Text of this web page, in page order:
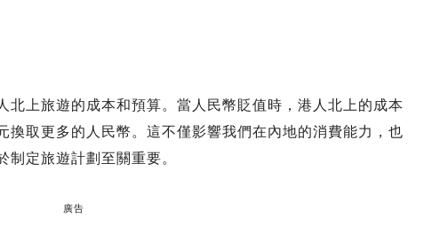
北上旅遊的成本和預算。當人民幣貶值時，港人北上的成本
換取更多的人民幣。這不僅影響我們在內地的消費能力，也
定旅遊計劃至關重要。
廣告